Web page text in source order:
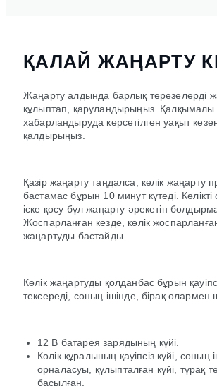
ҚАЛАЙ ЖАҢАРТУ
Жаңарту алдында барлық терезелерді
құлыптап, қаруландырыңыз. Қалқымалы
хабарландыруда көрсетілген уақыт
қалдырыңыз.
Қазір жаңарту таңдалса, көлік жаңарту
бастамас бұрын 10 минут күтеді.
іске қосу бұл жаңарту әрекетін
Жоспарланған кезде, көлік
жаңартуды бастайды.
Көлік жаңартуды қолданбас бұрын
тексереді, соның ішінде, бірақ олармен
12 В батарея зарядының күйі.
Көлік құралының қауіпсіз күйі, соның
орналасуы, құлыпталған күйі, тұрақ
басылған.